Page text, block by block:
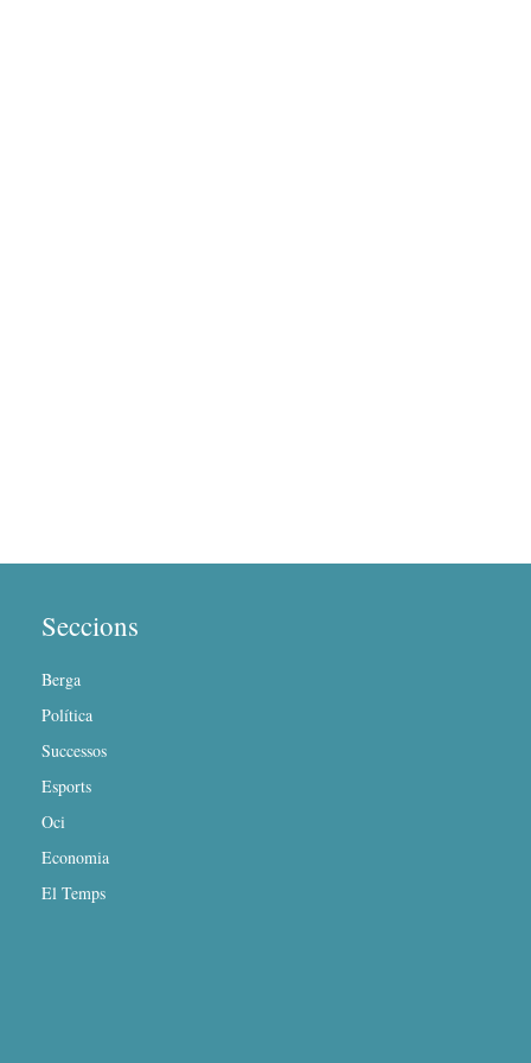
Seccions
Berga
Política
Successos
Esports
Oci
Economia
El Temps